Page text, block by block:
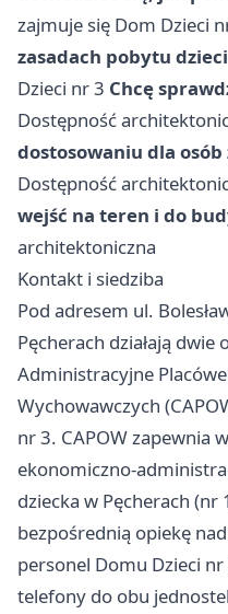
zajmuje się Dom Dzieci
zasadach pobytu dzieci
Dzieci nr 3 Chcę
Dostępność
dostosowaniu dla
Dostępność
wejść na teren i do
architektoniczna
Kontakt i siedziba
Pod adresem ul.
Pęcherach działają
Administracyjne
Wychowawczych
nr 3. CAPOW zapewnia
ekonomiczno-
dziecka w Pęcherach
bezpośrednią opiekę
personel Domu Dzieci
telefony do obu